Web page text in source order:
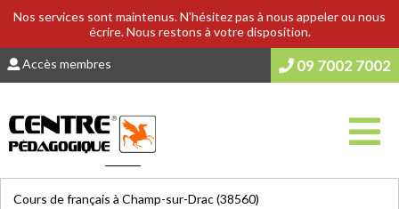
Nos services sont maintenus. N'hésitez pas à nous appeler ou nous
écrire. Nous restons à votre disposition.
Accès membres 09 7002 7002
Cours de français à Champ-sur-Drac (38560)